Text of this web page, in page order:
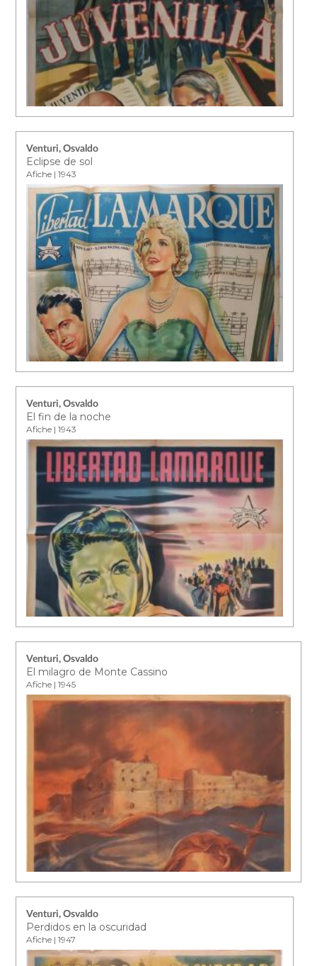
Venturi, Osvaldo
Eclipse de sol
Afiche | 1943
Venturi, Osvaldo
El fin de la noche
Afiche | 1943
Venturi, Osvaldo
El milagro de Monte Cassino
Afiche | 1945
Venturi, Osvaldo
Perdidos en la oscuridad
Afiche | 1947